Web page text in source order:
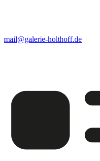
mail@galerie-holthoff.de